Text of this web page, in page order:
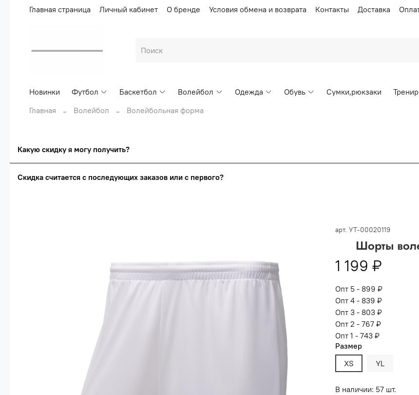
Главная страница Личный кабинет О бренде Условия обмена и возврата Контакты Доставка
Новинки Футбол Баскетбол Волейбол Одежда Обувь Сумки,рюкзаки
Главная
Волейбол Волейбольная форма
Какую скидку я могу получить?
сумма всех заказов за 6 месяцев -
- сумма всех заказов за 6 месяцев 80.000
Опт 2(36%)- сумма всех заказов за 6 месяцев 200.000
сумма всех заказов за 6 месяцев - 400.000
Скидка считается с последующих заказов или с первого?
арт. УТ-00020119
Шорты
1 199 ₽
Опт 5 - 899 ₽
Опт 4 - 839 ₽
Опт 3 - 803 ₽
Опт 2 - 767 ₽
Опт 1 - 743 ₽
Размер
XS
YL
В наличии: 57 шт.